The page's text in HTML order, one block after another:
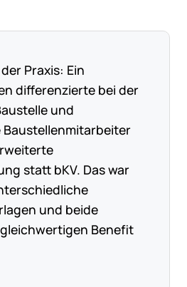
Praxis: Ein
differenzierte bei der
und
Baustellenmitarbeiter
statt bKV. Das war
und beide
Benefit